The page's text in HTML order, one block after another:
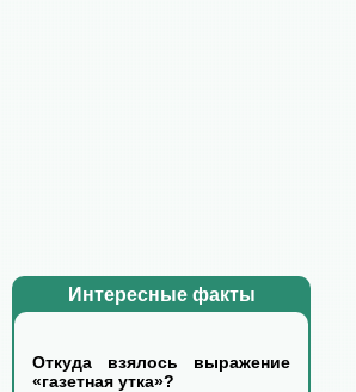
Интересные факты
Откуда взялось выражение
«газетная утка»?